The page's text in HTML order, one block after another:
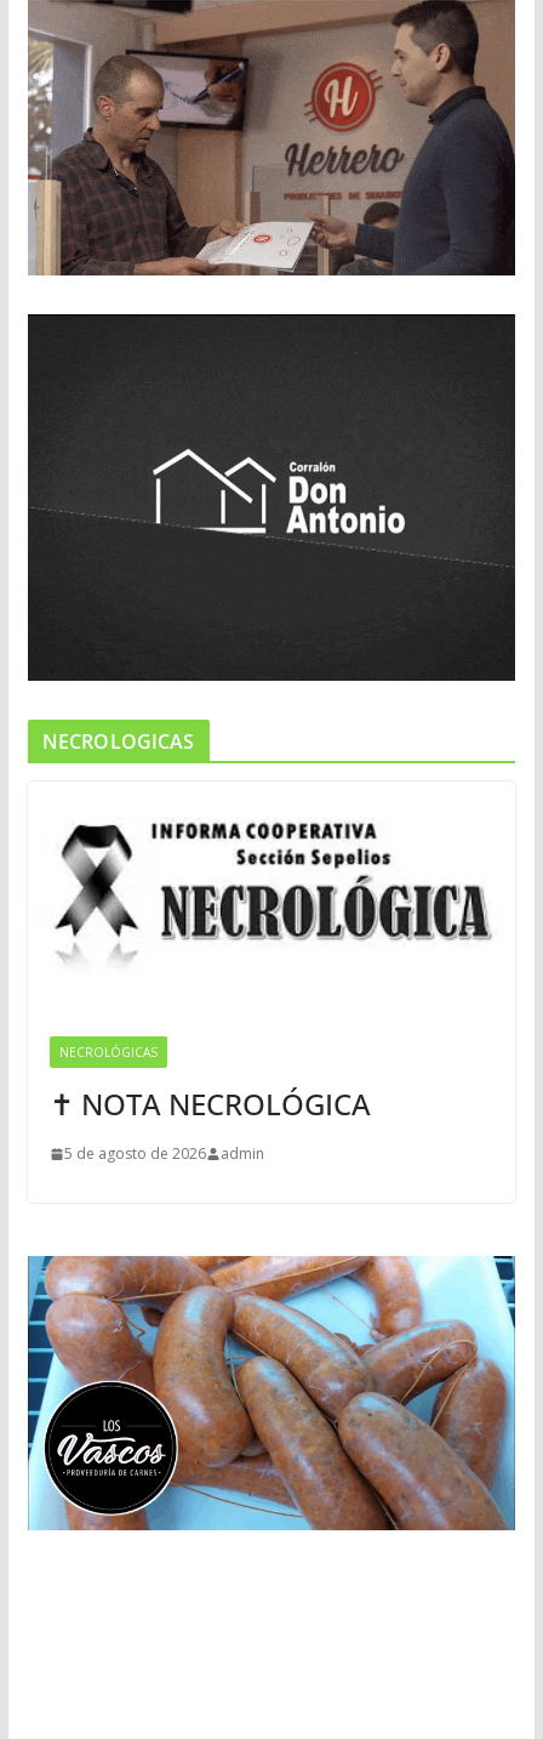
NECROLOGICAS
NECROLÓGICAS
✝ NOTA NECROLÓGICA
5 de agosto de 2026 admin